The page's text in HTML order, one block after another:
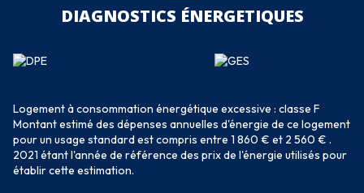
DIAGNOSTICS ÉNERGETIQUES
Logement à consommation énergétique excessive : classe F
Montant estimé des dépenses annuelles d'énergie de ce logement
pour un usage standard est compris entre 1 860 € et 2 560 € .
2021 étant l'année de référence des prix de l'énergie utilisés pour
établir cette estimation.